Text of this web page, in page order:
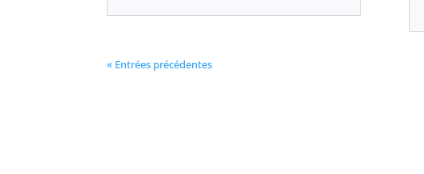
« Entrées précédentes